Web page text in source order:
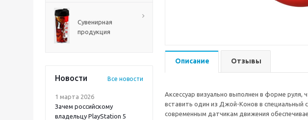
Сувенирная
продукция
Новости Все новости
1 марта 2026
Зачем российскому
владельцу PlayStation 5
Описание Отзывы
Аксессуар визуально выполнен в форме руля,
вставить один из Джой-Конов в специальный
современным датчикам движения